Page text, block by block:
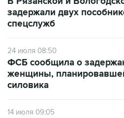
задержали двух
спецслужб
24 июля 08:50
ФСБ сообщила о
женщины,
силовика
14 июля 09:05